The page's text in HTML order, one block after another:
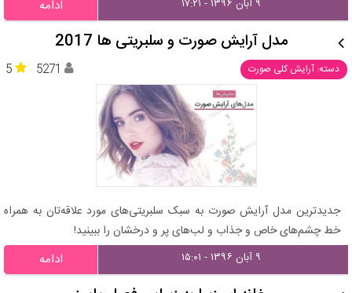
۹ آبان ۱۳۹۶ - ۱۷:۲۱ ادامه
مدل آرایش صورت و سلبریتی ها 2017
دسته: آرایش کلی صورت 5 5271
جدیدترین مدل آرایش صورت به سبک سلبریتی‌های مورد علاقه‌تان به همراه
خط چشم‌های خاص و جذاب و لب‌های پر و درخشان را ببینید!
۹ آبان ۱۳۹۶ - ۱۵:۰۱ ادامه